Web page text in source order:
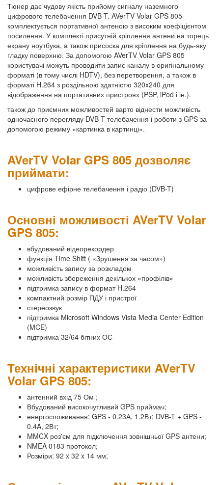
Тюнер дає чудову якість прийому сигналу наземного
цифрового телебачення DVB-T. AVerTV Volar GPS 805
комплектується портативної антеною з високим коефіцієнтом
посилення. У комплекті присутній кріплення антени на торець
екрану ноутбука, а також присоска для кріплення на будь-яку
гладку поверхню. За допомогою AVerTV Volar GPS 805
користувачі можуть проводити запис каналу в оригінальному
форматі (в тому числі HDTV), без перетворення, а також в
форматі H.264 з роздільною здатністю 320x240 для
відображення на портативних пристроях (PSP, iPod і ін.).
також до приємних можливостей варто віднести можливість
одночасного перегляду DVB-T телебачення і роботи з GPS за
допомогою режиму «картинка в картинці».
AVerTV Volar GPS 805 дозволяє
приймати:
цифрове ефірне телебачення і радіо (DVB-T)
Основні можливості AVerTV Volar
GPS 805:
вбудований відеорекордер
функція Time Shift ( «Зрушення за часом»)
можливість запису за розкладом
можливість збереження декількох «профілів»
підтримка запису в формат H.264
компактний розмір ПДУ і пристрої
стереозвук
підтримка Microsoft Windows Vista Media Center Edition
(MCE)
підтримка 32/64 бітних ОС
Технічні характеристики AVerTV
Volar GPS 805:
антенний вхід 75 Ом ;
Вбудований високочутливий GPS приймач;
енергоспоживання: GPS - 0.23А, 1.2Вт; DVB-T + GPS -
0.4A, 2Вт;
MMCX роз'єм для підключення зовнішньої GPS антени;
NMEA 0183 протокол;
Розміри: 92 x 32 x 14 мм;